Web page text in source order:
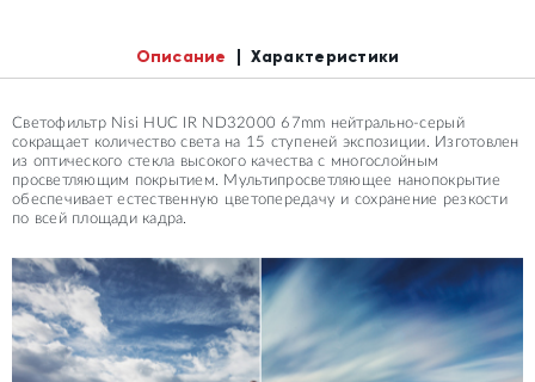
Описание Характеристики
Светофильтр Nisi HUC IR ND32000 67mm нейтрально-серый
сокращает количество света на 15 ступеней экспозиции. Изготовлен
из оптического стекла высокого качества с многослойным
просветляющим покрытием. Мультипросветляющее нанопокрытие
обеспечивает естественную цветопередачу и сохранение резкости
по всей площади кадра.